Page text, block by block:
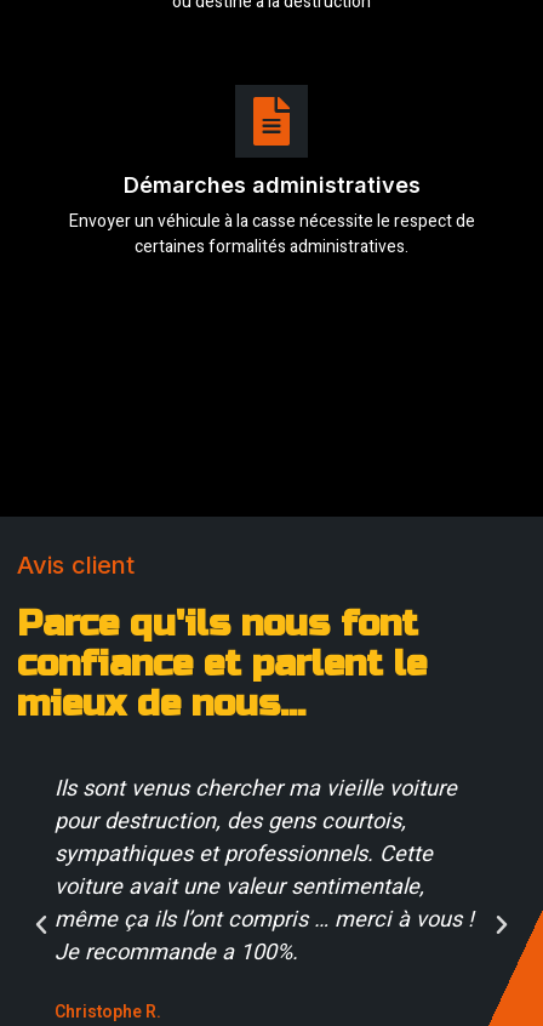
Démarches administratives
Envoyer un véhicule à la casse nécessite le respect de
certaines formalités administratives.
Avis client
Parce qu'ils nous font
confiance et parlent le
mieux de nous...
Ils sont venus chercher ma vieille voiture
pour destruction, des gens courtois,
sympathiques et professionnels. Cette
voiture avait une valeur sentimentale,
même ça ils l’ont compris … merci à vous !
Je recommande a 100%.
Christophe R.